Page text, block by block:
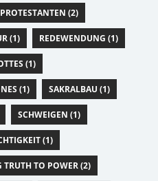
PROTESTANTEN (2)
(1) REDEWENDUNG (1)
(1)
(1) SAKRALBAU (1)
SCHWEIGEN (1)
(1)
TRUTH TO POWER (2)